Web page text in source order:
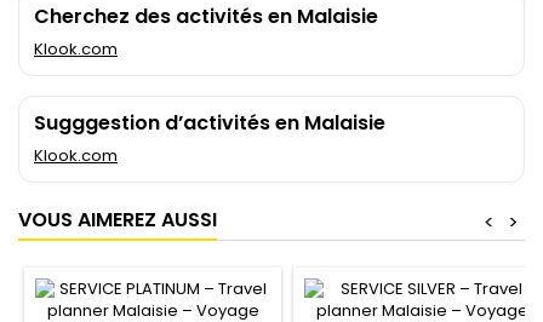
Cherchez des activités en Malaisie
Klook.com
Sugggestion d’activités en Malaisie
Klook.com
VOUS AIMEREZ AUSSI >
<